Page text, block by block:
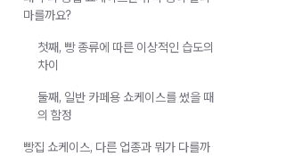
마를까요?
첫째, 빵 종류에 따른 이상적인 습도의
차이
둘째, 일반 카페용 쇼케이스를 썼을 때
의 함정
빵집 쇼케이스, 다른 업종과 뭐가 다를까